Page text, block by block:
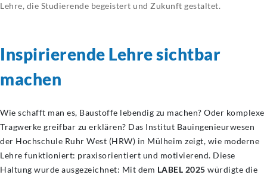
Lehre, die Studierende begeistert und Zukunft gestaltet.
Inspirierende Lehre sichtbar
machen
Wie schafft man es, Baustoffe lebendig zu machen? Oder komplexe
Tragwerke greifbar zu erklären? Das Institut Bauingenieurwesen
der Hochschule Ruhr West (HRW) in Mülheim zeigt, wie moderne
Lehre funktioniert: praxisorientiert und motivierend. Diese
Haltung wurde ausgezeichnet: Mit dem LABEL 2025 würdigte die